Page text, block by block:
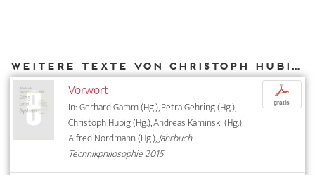
Weitere Texte von Christoph Hubig bei DIAPHANES
Vorwort
In: Gerhard Gamm (Hg.), Petra Gehring (Hg.),
Christoph Hubig (Hg.), Andreas Kaminski (Hg.),
Alfred Nordmann (Hg.),Jahrbuch
Technikphilosophie 2015
p
gratis